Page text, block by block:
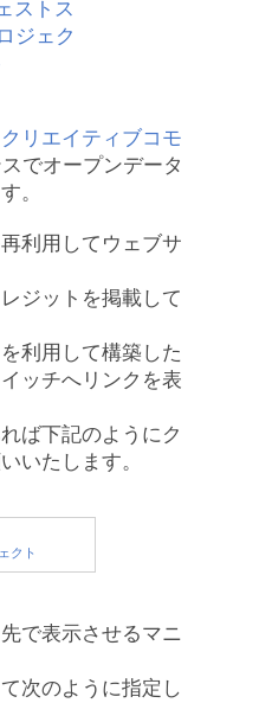
クリエイティブコモ
でオープンデータ
。
利用してウェブサ
ジットを掲載して
利用して構築した
ッチへリンクを表
ば下記のようにク
いたします。
で表示させるマニ
次のように指定し